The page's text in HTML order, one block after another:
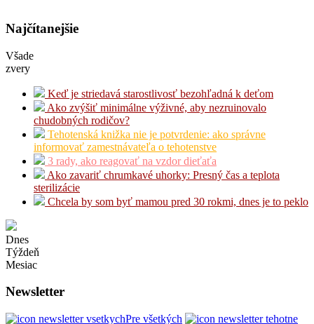
Najčítanejšie
Všade
zvery
Keď je striedavá starostlivosť bezohľadná k deťom
Ako zvýšiť minimálne výživné, aby nezruinovalo
chudobných rodičov?
Tehotenská knižka nie je potvrdenie: ako správne
informovať zamestnávateľa o tehotenstve
3 rady, ako reagovať na vzdor dieťaťa
Ako zavariť chrumkavé uhorky: Presný čas a teplota
sterilizácie
Chcela by som byť mamou pred 30 rokmi, dnes je to peklo
Dnes
Týždeň
Mesiac
Newsletter
Pre všetkých